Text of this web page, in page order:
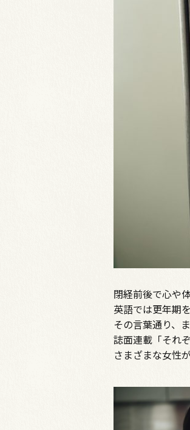
閉経前後で心や
英語では更年期
その言葉通り、
誌面連載「それ
さまざまな女性